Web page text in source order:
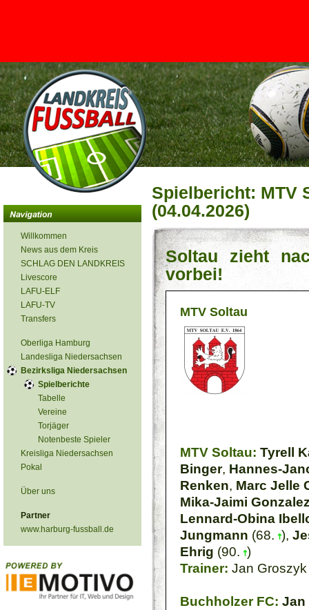
<
Willkommen
News aus dem Kreis
SCHLAG DEN LANDKREIS
Livescore
LAFU-ELF
LAFU-TV
Transfers
Oberliga Hamburg
Landesliga Niedersachsen
Bezirksliga Niedersachsen
Spielberichte
Tabelle
Vereine
Torjäger
Notenbeste Spieler
Kreisliga Niedersachsen
Pokal
Über uns
Partner
www.harburg-fussball.de
Spielbericht: MTV
(04.04.2026)
Soltau zieht
vorbei!
MTV Soltau
MTV Soltau: Tyrell
Binger, Hannes-
Renken, Marc Jelle
Mika-Jaimi
Lennard-Obina
Jungmann (68. ),
Ehrig (90. )
Trainer: Jan Groszyk
Buchholzer FC: Jan